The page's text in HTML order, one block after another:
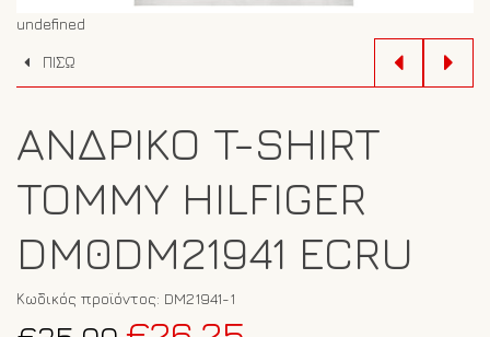
undefined
ΠΙΣΩ
ΑΝΔΡΙΚΌ T-SHIRT
TOMMY HILFIGER
DM0DM21941 ECRU
Κωδικός προϊόντος: DM21941-1
Original